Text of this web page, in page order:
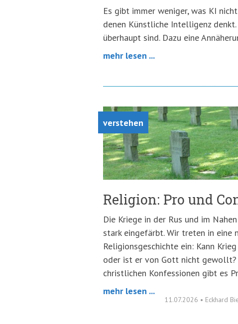
Es gibt immer weniger, was KI
denen Künstliche Intelligenz
überhaupt sind. Dazu eine
mehr lesen ...
verstehen
Religion: Pro und
Die Kriege in der Rus und im
stark eingefärbt. Wir treten in eine
Religionsgeschichte ein: Kann
oder ist er von Gott nicht gewollt?
christlichen Konfessionen gibt es
mehr lesen ...
11.07.2026 • Eckhard